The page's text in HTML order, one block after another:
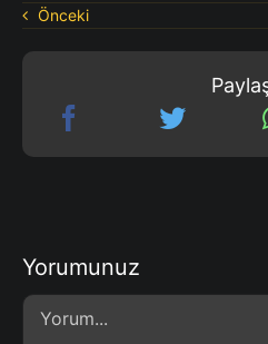
Önceki
Yorumunuz
Comment